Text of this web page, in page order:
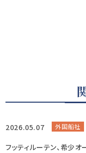
2026.05.07 外国船社
フッティルーテン、希少